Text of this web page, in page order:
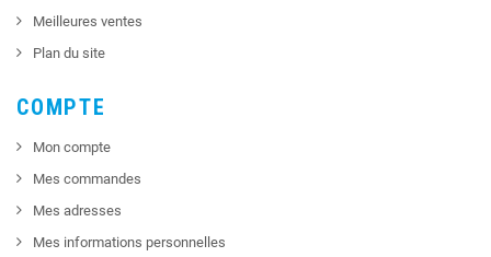
Meilleures ventes
Plan du site
COMPTE
Mon compte
Mes commandes
Mes adresses
Mes informations personnelles